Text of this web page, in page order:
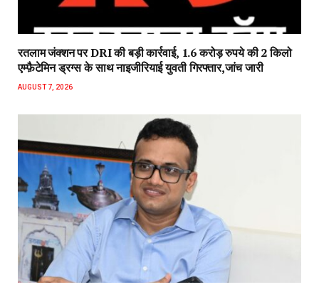
रतलाम जंक्शन पर DRI की बड़ी कार्रवाई, 1.6 करोड़ रुपये की 2 किलो
एम्फ़ैटेमिन ड्रग्स के साथ नाइजीरियाई युवती गिरफ्तार,जांच जारी
AUGUST 7, 2026